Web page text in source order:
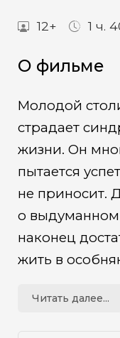
12+ 1 ч.
О фильме
Молодой
страдает
жизни. Он
пытается
не приносит.
о
наконец
жить в
кому и
Читать далее...